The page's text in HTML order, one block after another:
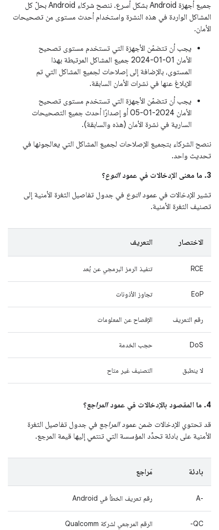
جميع أجهزة Android بشكل أسرع. ننصح شركاء Android بحلّ كل
المشاكل الواردة في هذه النشرة واستخدام أحدث مستوى من تصحيحات
الأمان.
يجب أن تتضمّن الأجهزة التي تستخدم مستوى تصحيح
الأمان ‎2024-01-01 جميع المشاكل المرتبطة بهذا
المستوى، بالإضافة إلى إصلاحات لجميع المشاكل التي تم
الإبلاغ عنها في نشرات الأمان السابقة.
يجب أن تتضمّن الأجهزة التي تستخدم مستوى تصحيح
الأمان ‎05-01-2024 أو إصدارًا أحدث جميع التصحيحات
السارية في نشرة الأمان (هذه والسابقة).
ننصح الشركاء بتجميع الإصلاحات لجميع المشاكل التي يعالجونها في
تحديث واحد.
3. ما معنى الإدخالات في عمود
النوع؟
تشير الإدخالات في عمودالنوع في جدول تفاصيل الثغرة الأمنية إلى
تصنيف الثغرة الأمنية.
الاختصار التعريف
RCE تنفيذ الرمز البرمجي عن بُعد
EoP تجاوز الأذونات
رقم التعريف الإفصاح عن المعلومات
DoS حجب الخدمة
لا ينطبق التصنيف غير متاح
4. ما المقصود بالإدخالات في عمود المراجع؟
قد تحتوي الإدخالات ضمن عمودالمراجع في جدول تفاصيل الثغرة
الأمنية على بادئة تحدِّد المؤسسة التي تنتمي إليها قيمة المرجع.
بادئة مَراجع
A-‎ رقم تعريف الخطأ في Android
QC- الرقم المرجعي لشركة Qualcomm